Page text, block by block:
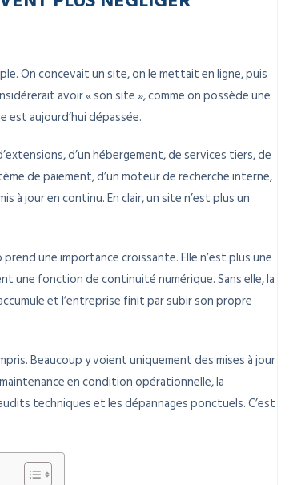
On concevait un site, on le mettait en ligne, puis
avoir « son site », comme on possède une
aujourd’hui dépassée.
d’un hébergement, de services tiers, de
de paiement, d’un moteur de recherche interne,
à jour en continu. En clair, un site n’est plus un
une importance croissante. Elle n’est plus une
une fonction de continuité numérique. Sans elle, la
et l’entreprise finit par subir son propre
Beaucoup y voient uniquement des mises à jour
en condition opérationnelle, la
techniques et les dépannages ponctuels. C’est